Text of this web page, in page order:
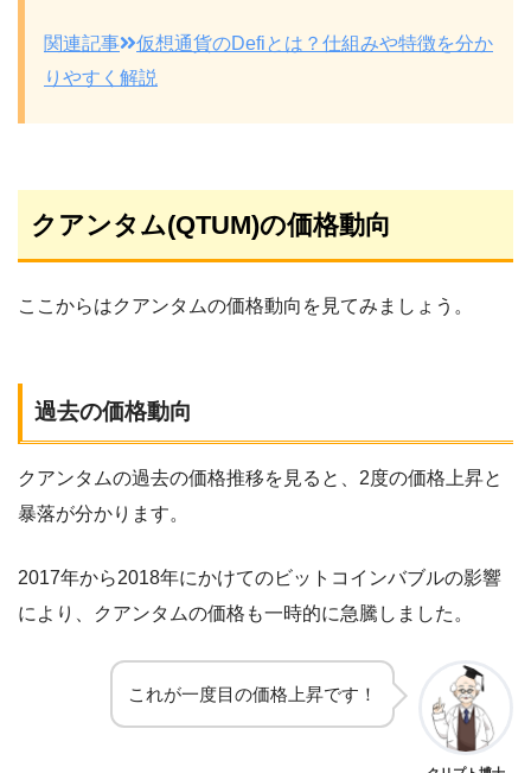
関連記事
仮想通貨のDefiとは？仕組みや特徴を分か
りやすく解説
クアンタム(QTUM)の価格動向
ここからはクアンタムの価格動向を見てみましょう。
過去の価格動向
クアンタムの過去の価格推移を見ると、2度の価格上昇と
暴落が分かります。
2017年から2018年にかけてのビットコインバブルの影響
により、クアンタムの価格も一時的に急騰しました。
これが一度目の価格上昇です！